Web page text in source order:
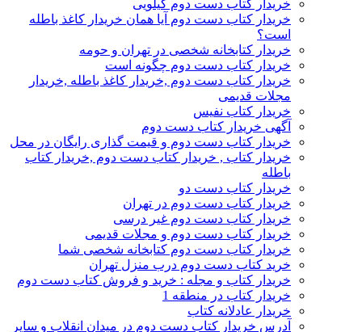
خریدار کتاب دست دوم کیلویی
خریدار کتاب دست دوم آیا همان خریدار کاغذ باطله
است؟
خریدار کتابخانه شخصی در تهران و حومه
خریدار کتاب دست دوم چگونه است
خریدار کتاب دست دوم ,خریدار کاغذ باطله ,خریدار
مجلات قدیمی
خریدار کتاب نفیس
آگهی خریدار کتاب دست دوم
خریدار کتاب دست دوم و قیمت گذاری رایگان در محل
خریدار کتاب , خریدار کتاب دست دوم ,خریدار کتاب
باطله
خریدار کتاب دست دو
خریدار کتاب دست دوم در تهران
خریدار کتاب دست دوم غیر درسی
خریدار کتاب دست دوم و مجلات قدیمی
خریدار کتاب دست دوم کتابخانه شخصی شما
خرید کتاب دست دوم درب منزل تهران
خریدار کتاب و مجله : خرید و فروش کتاب دست دوم
خریدار کتاب در منطقه 1
خریدار عادلانه کتاب
آدرس خریدار کتاب دست دوم در میدان انقلاب و سایر